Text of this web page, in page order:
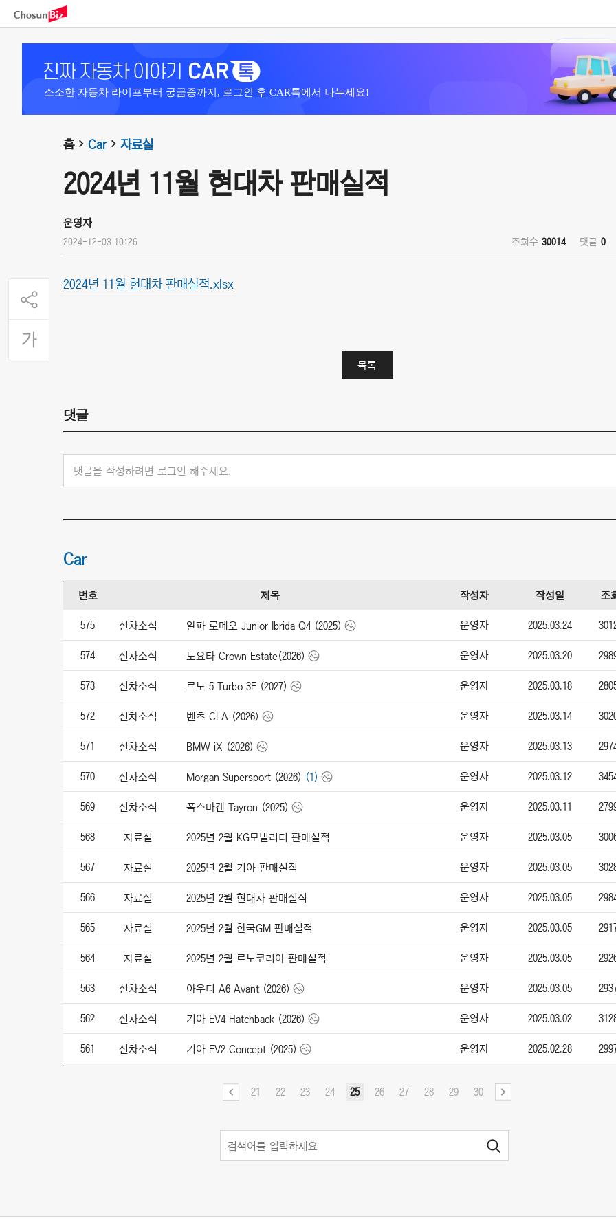
소소한 자동차 라이프부터 궁금증까지, 로그인 후 CAR톡에서 나누세요!
홈 Car 자료실
2024년 11월 현대차 판매실적
운영자
2024-12-03 10:26 조회수 30014 댓글 0
2024년 11월 현대차 판매실적.xlsx
목록
댓글
댓글을 작성하려면 로그인 해주세요.
Car
번호 제목 작성자 작성일 조
575 신차소식 알파 로메오 Junior Ibrida Q4 (2025) 운영자 2025.03.24
574 신차소식 도요타 Crown Estate(2026) 운영자 2025.03.20
573 신차소식 르노 5 Turbo 3E (2027) 운영자 2025.03.18
572 신차소식 벤츠 CLA (2026) 운영자 2025.03.14
571 신차소식 BMW iX (2026) 운영자 2025.03.13
570 신차소식 Morgan Supersport (2026) (1) 운영자 2025.03.12
569 신차소식 폭스바겐 Tayron (2025) 운영자 2025.03.11
568 자료실 2025년 2월 KG모빌리티 판매실적 운영자 2025.03.05
567 자료실 2025년 2월 기아 판매실적 운영자 2025.03.05
566 자료실 2025년 2월 현대차 판매실적 운영자 2025.03.05
565 자료실 2025년 2월 한국GM 판매실적 운영자 2025.03.05
564 자료실 2025년 2월 르노코리아 판매실적 운영자 2025.03.05
563 신차소식 아우디 A6 Avant (2026) 운영자 2025.03.05
562 신차소식 기아 EV4 Hatchback (2026) 운영자 2025.03.02
561 신차소식 기아 EV2 Concept (2025) 운영자 2025.02.28
21 22 23 24 25 26 27 28 29 30